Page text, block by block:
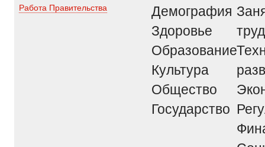
Работа Правительства
Демография
Здоровье
Образование
Культура
Общество
Государство
труд